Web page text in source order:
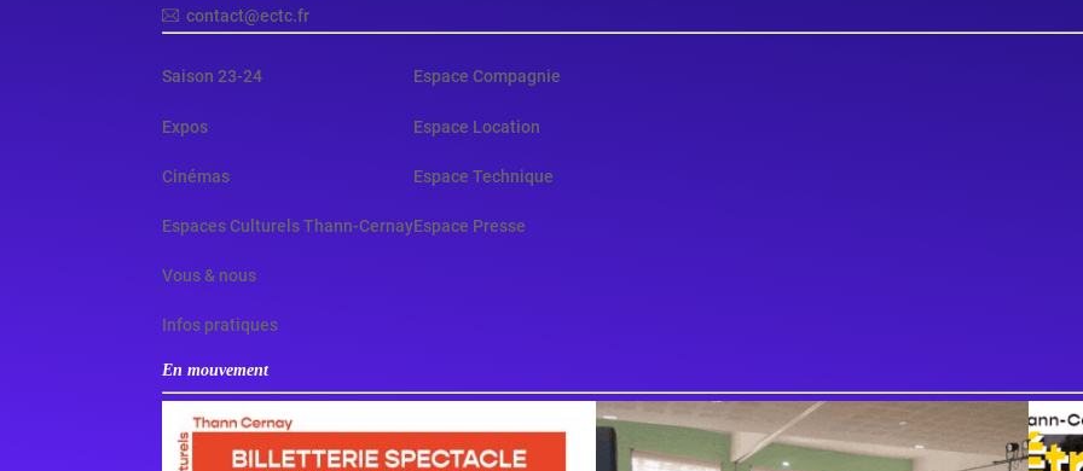
contact@ectc.fr
Saison 23-24
Expos
Cinémas
Espaces Culturels Thann-Cernay
Vous & nous
Infos pratiques
Espace Compagnie
Espace Location
Espace Technique
Espace Presse
En mouvement